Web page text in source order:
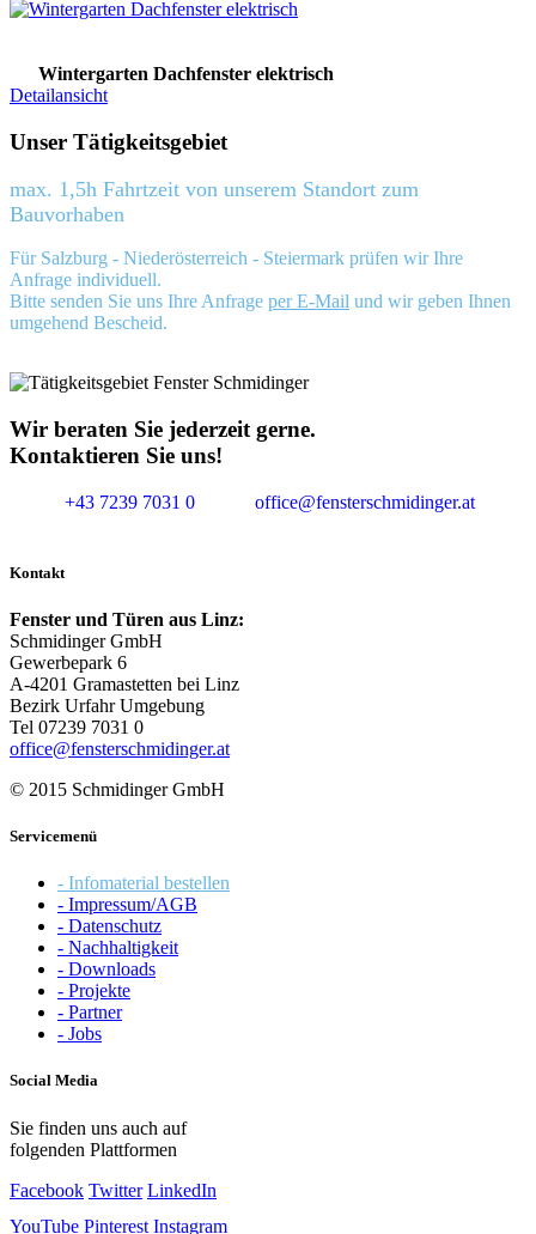
Wintergarten Dachfenster elektrisch
Detailansicht
Unser Tätigkeitsgebiet
max. 1,5h Fahrtzeit von unserem Standort zum
Bauvorhaben
Für Salzburg - Niederösterreich - Steiermark prüfen wir Ihre
Anfrage individuell.
Bitte senden Sie uns Ihre Anfrage per E-Mail und wir geben Ihnen
umgehend Bescheid.
Wir beraten Sie jederzeit gerne.
Kontaktieren Sie uns!
+43 7239 7031 0 office@fensterschmidinger.at
Kontakt
Fenster und Türen aus Linz:
Schmidinger GmbH
Gewerbepark 6
A-4201 Gramastetten bei Linz
Bezirk Urfahr Umgebung
Tel 07239 7031 0
office@fensterschmidinger.at
© 2015 Schmidinger GmbH
Servicemenü
- Infomaterial bestellen
- Impressum/AGB
- Datenschutz
- Nachhaltigkeit
- Downloads
- Projekte
- Partner
- Jobs
Social Media
Sie finden uns auch auf
folgenden Plattformen
Facebook Twitter LinkedIn
YouTube Pinterest Instagram